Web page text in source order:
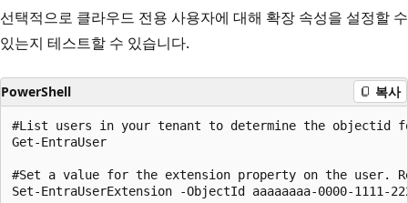
선택적으로 클라우드 전용 사용자에 대해 확장 속성을 설정할 수
있는지 테스트할 수 있습니다.
PowerShell 복사
#List users in your tenant to determine the objectid
Get-EntraUser
#Set a value for the extension property on the user.
Set-EntraUserExtension -ObjectId aaaaaaaa-0000-1111-